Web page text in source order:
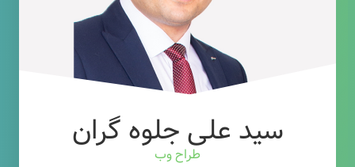
سید علی جلوه گران
طراح وب